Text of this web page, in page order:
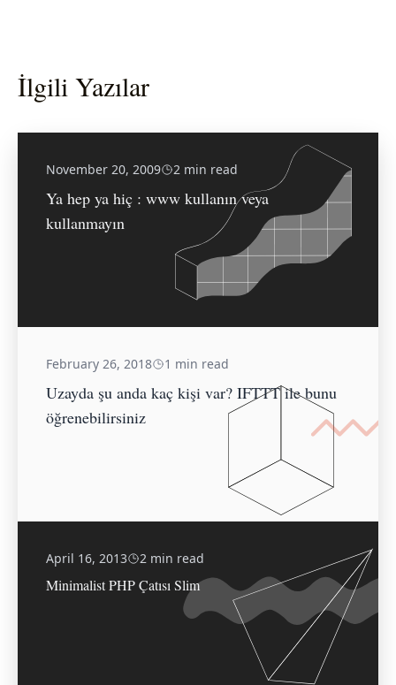
İlgili Yazılar
November 20, 2009 2 min read
Ya hep ya hiç : www kullanın veya
kullanmayın
February 26, 2018 1 min read
Uzayda şu anda kaç kişi var? IFTTT ile bunu
öğrenebilirsiniz
April 16, 2013 2 min read
Minimalist PHP Çatısı Slim